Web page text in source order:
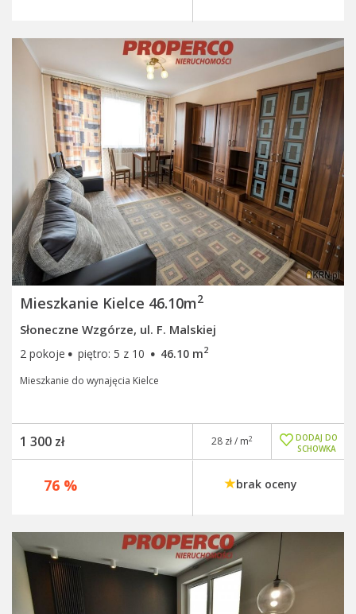
Mieszkanie Kielce 46.10m2
Słoneczne Wzgórze, ul. F. Malskiej
2 pokoje · piętro: 5 z 10 · 46.10 m2
Mieszkanie do wynajęcia Kielce
1 300 zł
DODAJ DO
SCHOWKA
28 zł / m2
76 % brak oceny